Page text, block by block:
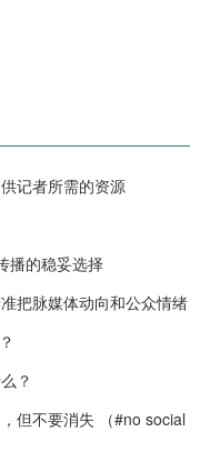
记者所需的资源
播的稳妥选择
把脉媒体动向和公众情绪
？
但不要消失 （#no social